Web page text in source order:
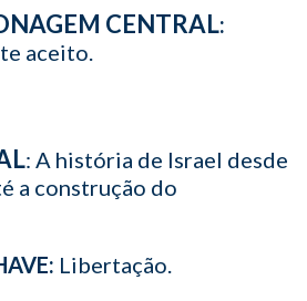
CENTRAL:
aceito.
: A história de Israel desde
a construção do
Libertação.